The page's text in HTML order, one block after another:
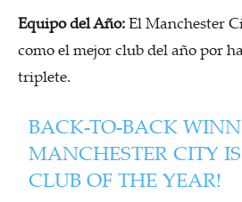
Equipo del Año:El Manchester
como el mejor club del año por
triplete.
BACK-TO-BACK
MANCHESTER CITY
CLUB OF THE YEAR!